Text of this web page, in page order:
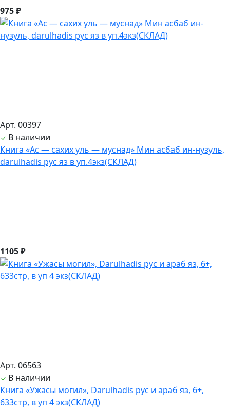
975 ₽
Арт. 00397
В наличии
Книга «Ас — сахих уль — муснад» Мин асбаб ин-нузуль,
darulhadis рус яз в уп.4экз(СКЛАД)
1105 ₽
Арт. 06563
В наличии
Книга «Ужасы могил», Darulhadis рус и араб яз, 6+,
633стр, в уп 4 экз(СКЛАД)